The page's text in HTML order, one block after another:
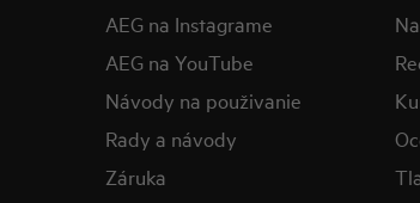
AEG na Instagrame
AEG na YouTube
Návody na použivanie
Rady a návody
Záruka